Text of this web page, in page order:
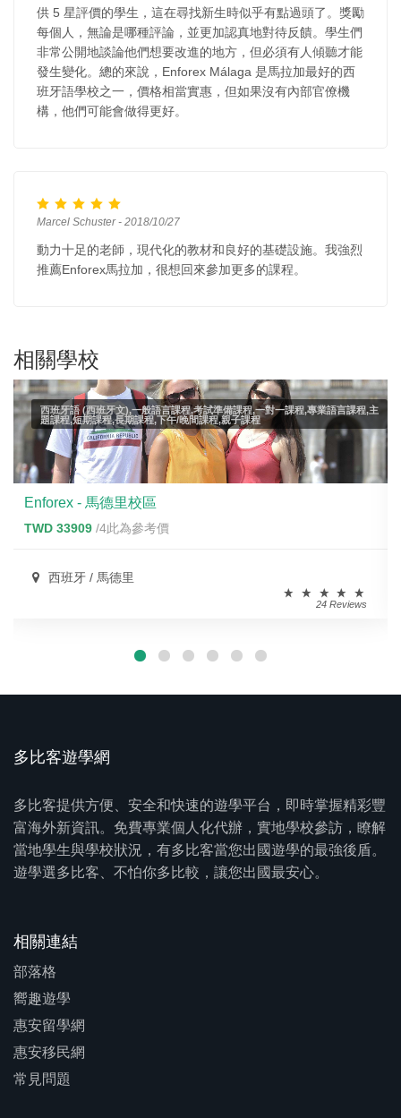
供 5 星評價的學生，這在尋找新生時似乎有點過頭了。獎勵
每個人，無論是哪種評論，並更加認真地對待反饋。學生們
非常公開地談論他們想要改進的地方，但必須有人傾聽才能
發生變化。總的來說，Enforex Málaga 是馬拉加最好的西
班牙語學校之一，價格相當實惠，但如果沒有內部官僚機
構，他們可能會做得更好。
Marcel Schuster - 2018/10/27
動力十足的老師，現代化的教材和良好的基礎設施。我強烈
推薦Enforex馬拉加，很想回來參加更多的課程。
相關學校
西班牙語 (西班牙文),一般語言課程,考試準備課程,一對一課程,專業語言課程,主
題課程,短期課程,長期課程,下午/晚間課程,親子課程
Enforex - 馬德里校區
TWD 33909 /4此為參考價
西班牙 / 馬德里
24 Reviews
多比客遊學網
多比客提供方便、安全和快速的遊學平台，即時掌握精彩豐
富海外新資訊。免費專業個人化代辦，實地學校參訪，瞭解
當地學生與學校狀況，有多比客當您出國遊學的最強後盾。
遊學選多比客、不怕你多比較，讓您出國最安心。
相關連結
部落格
嚮趣遊學
惠安留學網
惠安移民網
常見問題